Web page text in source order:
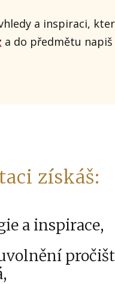
a inspiraci,
a do předmětu napiš
získáš:
a inspirace,